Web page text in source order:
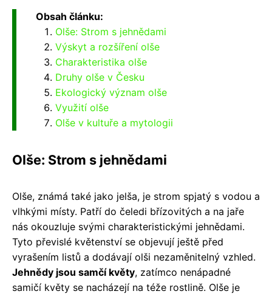
Obsah článku:
Olše: Strom s jehnědami
Výskyt a rozšíření olše
Charakteristika olše
Druhy olše v Česku
Ekologický význam olše
Využití olše
Olše v kultuře a mytologii
Olše: Strom s jehnědami
Olše, známá také jako jelša, je strom spjatý s vodou a
vlhkými místy. Patří do čeledi břízovitých a na jaře
nás okouzluje svými charakteristickými jehnědami.
Tyto převislé květenství se objevují ještě před
vyrašením listů a dodávají olši nezaměnitelný vzhled.
Jehnědy jsou samčí květy, zatímco nenápadné
samičí květy se nacházejí na téže rostlině. Olše je